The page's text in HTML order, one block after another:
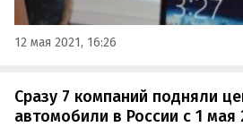
12 мая 2021, 16:26
Сразу 7 компаний подняли
автомобили в России с 1 мая